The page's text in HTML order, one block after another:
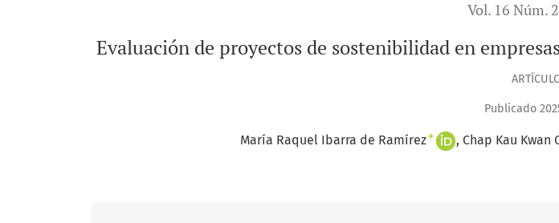
Vol. 16 Núm.
Evaluación de proyectos de sostenibilidad en
Publicado
María Raquel Ibarra de Ramírez+ Chap Kau Kwan